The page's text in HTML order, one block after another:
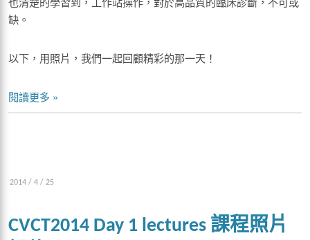
缺。
以下，用照片，我們一起回顧精彩的那一天！
閱讀更多 »
2014 / 4 / 25
CVCT2014 Day 1 lectures 課程照片